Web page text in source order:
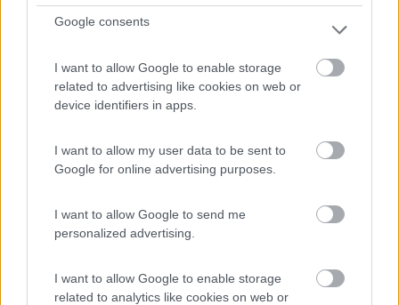
Google consents
I want to allow Google to enable storage
related to advertising like cookies on web or
device identifiers in apps.
I want to allow my user data to be sent to
Google for online advertising purposes.
I want to allow Google to send me
personalized advertising.
I want to allow Google to enable storage
related to analytics like cookies on web or
Sicuramente ci sono tanti altri posti con meno gente e piu
PS: il link che avevo messo sul mio diario non funziona piu, ma
http://www.ville-saint-malo.fr/...